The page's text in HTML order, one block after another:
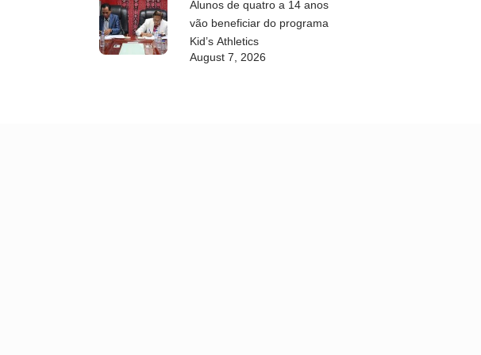
Alunos de quatro a 14 anos
vão beneficiar do programa
Kid’s Athletics
August 7, 2026